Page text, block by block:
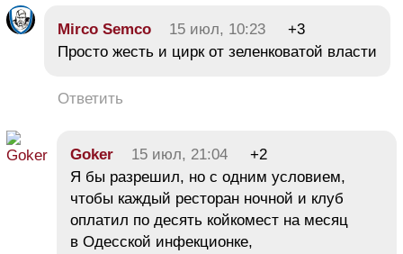
Mirco Semco 15 июл, 10:23
+3
Просто жесть и цирк от зеленковатой власти
Ответить
Goker 15 июл, 21:04
+2
Я бы разрешил, но с одним условием,
чтобы каждый ресторан ночной и клуб
оплатил по десять койкомест на месяц
в Одесской инфекционке,